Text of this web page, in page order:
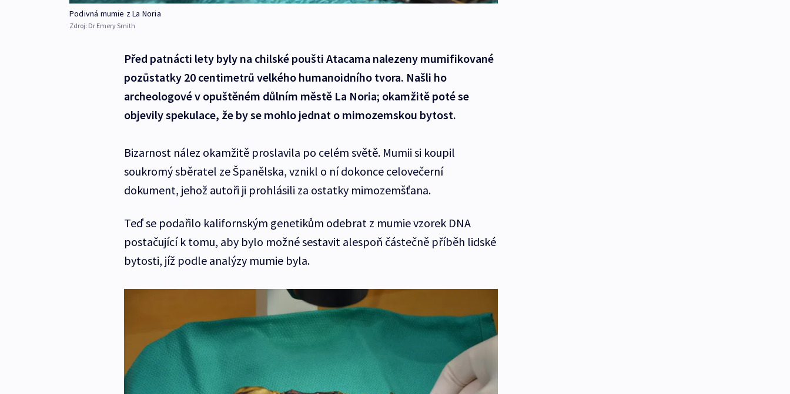
Podivná mumie z La Noria
Zdroj: Dr Emery Smith
Před patnácti lety byly na chilské poušti Atacama nalezeny mumifikované
pozůstatky 20 centimetrů velkého humanoidního tvora. Našli ho
archeologové v opuštěném důlním městě La Noria; okamžitě poté se
objevily spekulace, že by se mohlo jednat o mimozemskou bytost.
Bizarnost nález okamžitě proslavila po celém světě. Mumii si koupil
soukromý sběratel ze Španělska, vznikl o ní dokonce celovečerní
dokument, jehož autoři ji prohlásili za ostatky mimozemšťana.
Teď se podařilo kalifornským genetikům odebrat z mumie vzorek DNA
postačující k tomu, aby bylo možné sestavit alespoň částečně příběh lidské
bytosti, jíž podle analýzy mumie byla.